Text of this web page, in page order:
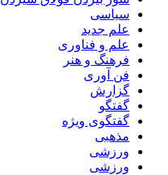
سیاسی
علم جدید
علم و فناوری
فرهنگ و هنر
فن آوری
گزارش
گفتگو
گفتگوی ویژه
مذهبی
ورزشی
ورزشی